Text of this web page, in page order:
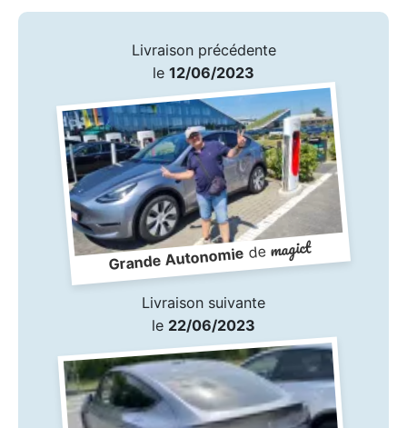
Livraison précédente
le 12/06/2023
Grande Autonomiedemagict
Livraison suivante
le 22/06/2023